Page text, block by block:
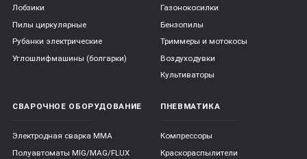
Лобзики
Пилы циркулярные
Рубанки электрические
Углошлифмашины (болгарки)
Газонокосилки
Бензопилы
Триммеры и мотокосы
Воздуходувки
Культиваторы
СВАРОЧНОЕ ОБОРУДОВАНИЕ
Электродная сварка ММА
Полуавтоматы MIG/MAG/FLUX
ПНЕВМАТИКА
Компрессоры
Краскораспылители